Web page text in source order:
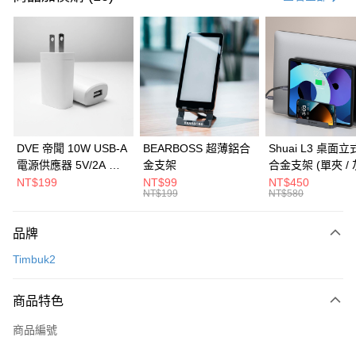
3 期 0 利率 每期 NT$1,993
第一商業銀行
華南商業銀行
彰化商業銀行
上海商業儲蓄銀行
台北富邦商業銀行
兆豐國際商業銀行
臺灣中小企業銀行
台中商業銀行
匯豐（台灣）商業銀行
華泰商業銀行
聯邦商業銀行
元大商業銀行
台灣樂天信用卡公司
NT$996 21家銀行
合作金庫商業銀行
第一商業銀行
彰化商業銀行
台北富邦商業銀行
國泰世華商業銀行
兆豐國際商業銀行
臺灣中小企業銀行
匯豐（台灣）商業銀行
玉山商業銀行
台灣樂天信用卡公司
街口支付
悠遊付
相關說明
1.本服務由台灣大哥大提供，台灣大哥大用戶可立即使用無須另外申請。
ATM付款
DVE 帝聞 10W USB-A
電源供應器 5V/2A 充
電頭 (適用閱讀器、小
NT$199
BEARBOSS 超薄鋁合
金支架
NT$99
NT$199
Shuai L3 桌面立
合金支架 (單夾 /
NT$450
NT$580
品牌
Timbuk2
商品特色
商品編號